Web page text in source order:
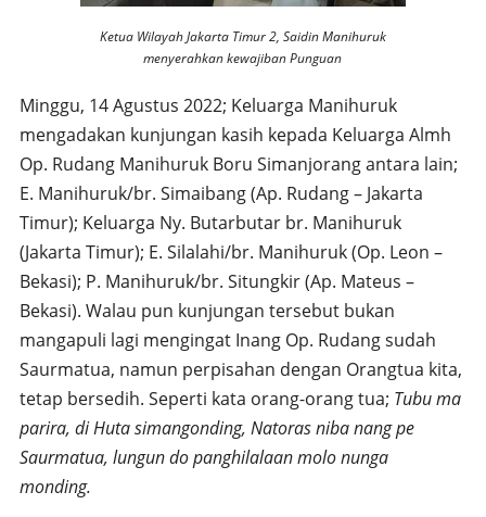
Ketua Wilayah Jakarta Timur 2, Saidin Manihuruk
menyerahkan kewajiban Punguan
Minggu, 14 Agustus 2022; Keluarga Manihuruk
mengadakan kunjungan kasih kepada Keluarga Almh
Op. Rudang Manihuruk Boru Simanjorang antara lain;
E. Manihuruk/br. Simaibang (Ap. Rudang – Jakarta
Timur); Keluarga Ny. Butarbutar br. Manihuruk
(Jakarta Timur); E. Silalahi/br. Manihuruk (Op. Leon –
Bekasi); P. Manihuruk/br. Situngkir (Ap. Mateus –
Bekasi). Walau pun kunjungan tersebut bukan
mangapuli lagi mengingat Inang Op. Rudang sudah
Saurmatua, namun perpisahan dengan Orangtua kita,
tetap bersedih. Seperti kata orang-orang tua; Tubu ma
parira, di Huta simangonding, Natoras niba nang pe
Saurmatua, lungun do panghilalaan molo nunga
monding.